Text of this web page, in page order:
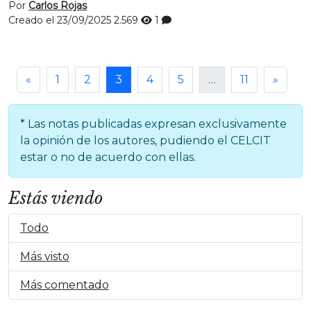
Por Carlos Rojas
Creado el 23/09/2025 2.569 1
« 1 2 3 4 5 … 11 »
* Las notas publicadas expresan exclusivamente
la opinión de los autores, pudiendo el CELCIT
estar o no de acuerdo con ellas.
Estás viendo
Todo
Más visto
Más comentado